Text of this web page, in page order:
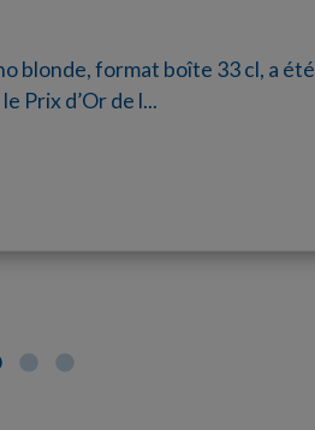
blonde, format boîte 33 cl, a été
Prix d’Or de l...
avec Hinano ! Du 16 au
venue du Japon, la Hinano
style de bière «...